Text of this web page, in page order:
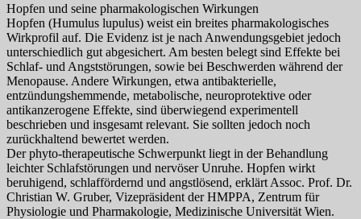
Hopfen und seine pharmakologischen Wirkungen
Hopfen (Humulus lupulus) weist ein breites pharmakologisches
Wirkprofil auf. Die Evidenz ist je nach Anwendungsgebiet jedoch
unterschiedlich gut abgesichert. Am besten belegt sind Effekte bei
Schlaf- und Angststörungen, sowie bei Beschwerden während der
Menopause. Andere Wirkungen, etwa antibakterielle,
entzündungshemmende, metabolische, neuroprotektive oder
antikanzerogene Effekte, sind überwiegend experimentell
beschrieben und insgesamt relevant. Sie sollten jedoch noch
zurückhaltend bewertet werden.
Der phyto-therapeutische Schwerpunkt liegt in der Behandlung
leichter Schlafstörungen und nervöser Unruhe. Hopfen wirkt
beruhigend, schlaffördernd und angstlösend, erklärt Assoc. Prof. Dr.
Christian W. Gruber, Vizepräsident der HMPPA, Zentrum für
Physiologie und Pharmakologie, Medizinische Universität Wien.